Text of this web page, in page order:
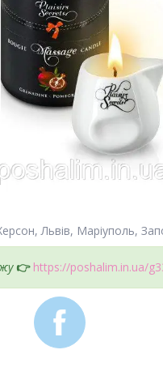
Львів, Маріуполь,
👉 https://poshalim.in.ua/